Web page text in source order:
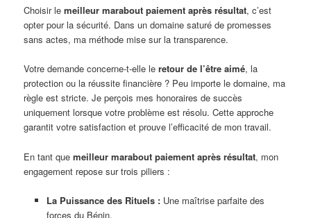
Choisir lemeilleur marabout paiement après résultat, c’est
opter pour la sécurité. Dans un domaine saturé de promesses
sans actes, ma méthode mise sur la transparence.
Votre demande concerne-t-elle leretour de l’être aimé, la
protection ou la réussite financière ? Peu importe le domaine, ma
règle est stricte. Je perçois mes honoraires de succès
uniquement lorsque votre problème est résolu. Cette approche
garantit votre satisfaction et prouve l’efficacité de mon travail.
En tant quemeilleur marabout paiement après résultat, mon
engagement repose sur trois piliers :
La Puissance des Rituels :Une maîtrise parfaite des
forces du Bénin.